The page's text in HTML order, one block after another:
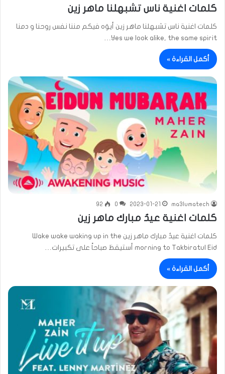
كلمات اغنية ناس تشبهلنا ماهر زين
كلمات اغنية ناس تشبهلنا ماهر زين أيوَه فيكم مننا نفس روحنا و دمنا
Yes we look alike, the same spirit…
أكمل القراءة »
ma3lumatech
2023-01-21
0
92
كلمات اغنية عيدٌ مبارك ماهر زين
كلمات اغنية عيدٌ مبارك ماهر زين Wake wake waking up in the
morning to Takbiratul Eid أستيقظ صباحاً على تكبيرات…
أكمل القراءة »